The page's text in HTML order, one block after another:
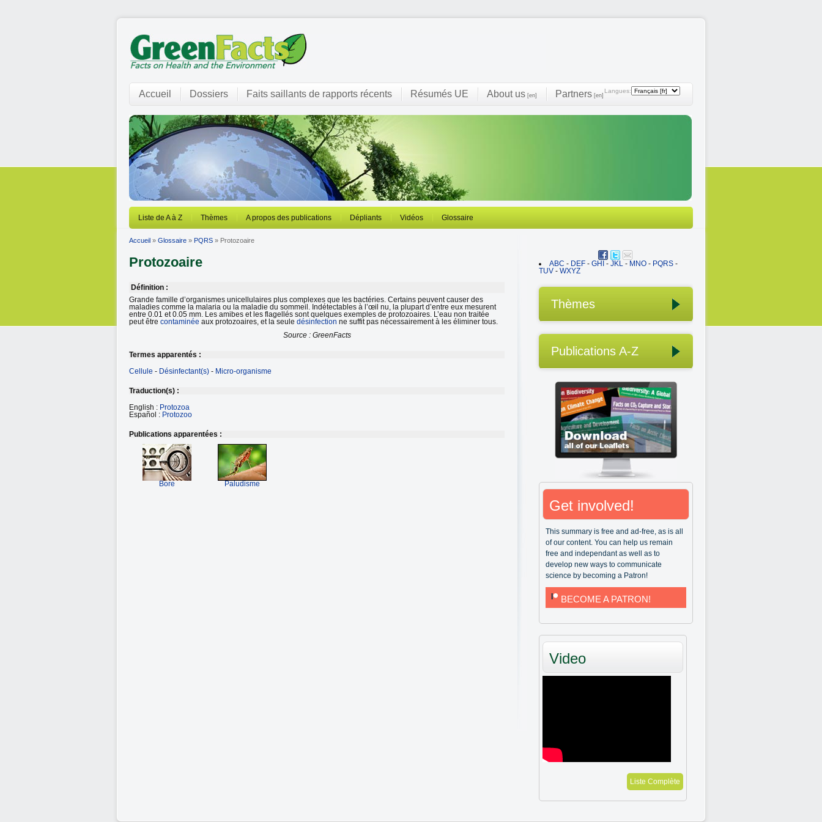
Langues:
Accueil Dossiers Faits saillants de rapports récents Résumés UE About us [en] Partners [en]
Liste de A à Z Thèmes A propos des publications Dépliants Vidéos Glossaire
Accueil » Glossaire » PQRS » Protozoaire
Protozoaire
Définition :
Grande famille d’organismes unicellulaires plus complexes que les bactéries. Certains peuvent causer des
maladies comme la malaria ou la maladie du sommeil. Indétectables à l’œil nu, la plupart d’entre eux mesurent
entre 0.01 et 0.05 mm. Les amibes et les flagellés sont quelques exemples de protozoaires. L’eau non traitée
peut être contaminée aux protozoaires, et la seule désinfection ne suffit pas nécessairement à les éliminer tous.
Source : GreenFacts
Termes apparentés :
Cellule - Désinfectant(s) - Micro-organisme
Traduction(s) :
English : Protozoa
Español : Protozoo
Publications apparentées :
Bore Paludisme
ABC - DEF - GHI - JKL - MNO - PQRS -
TUV - WXYZ
Thèmes
Publications A-Z
Get involved!
This summary is free and ad-free, as is all
of our content. You can help us remain
free and independant as well as to
develop new ways to communicate
science by becoming a Patron!
BECOME A PATRON!
Video
Liste Complète